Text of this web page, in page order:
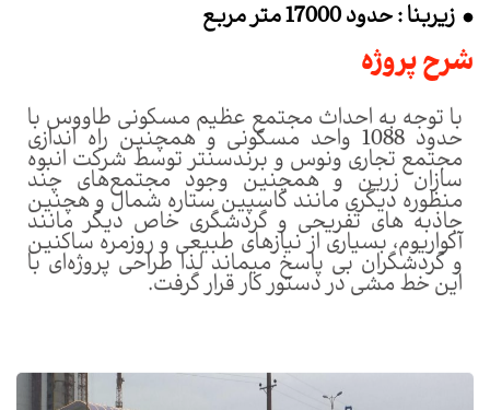
زیربنا : حدود 17000 متر مربع
شرح پروژه
با توجه به احداث مجتمع عظیم مسکونی طاووس با
حدود 1088 واحد مسکونی و همچنین راه اندازی
مجتمع تجاری ونوس و برندسنتر توسط شرکت انبوه
سازان زرین و همچنین وجود مجتمع‌های چند
منظوره دیگری مانند کاسپین ستاره شمال و هچنین
جاذبه های تفریحی و گردشگری خاص دیگر مانند
آکواریوم، بسیاری از نیازهای طبیعی و روزمره ساکنین
و گردشگران بی پاسخ میماند لذا طراحی پروژه‌ای با
این خط مشی در دستور کار قرار گرفت.